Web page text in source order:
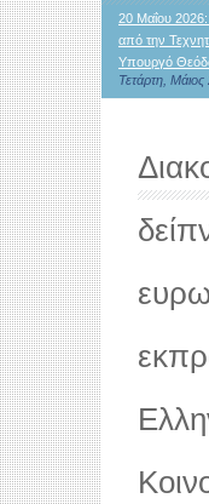
20 Μαΐου 2026:
από την
Υπουργό
Τετάρτη,